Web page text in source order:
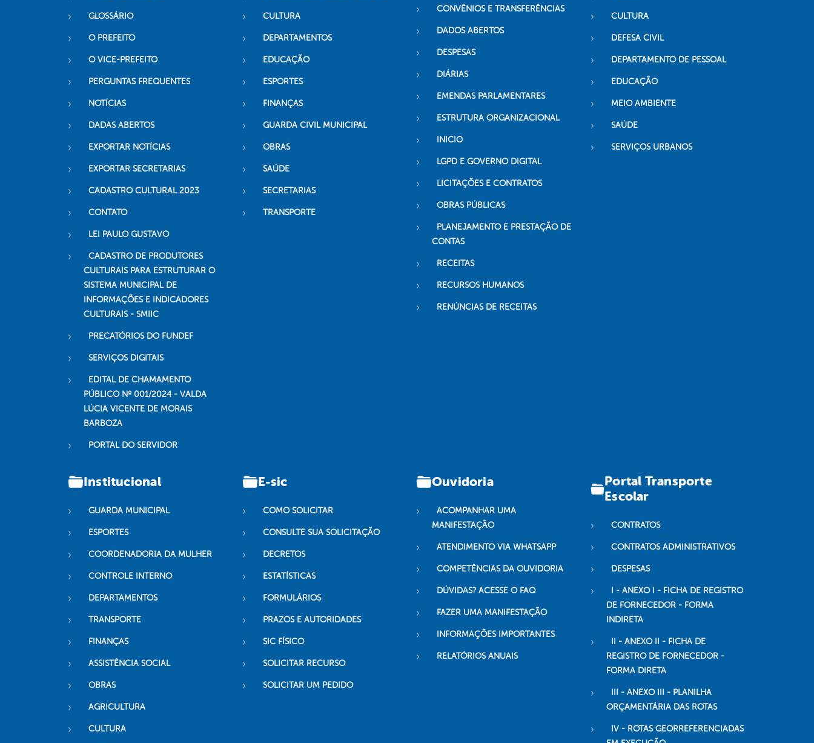
GLOSSÁRIO
O PREFEITO
O VICE-PREFEITO
PERGUNTAS FREQUENTES
NOTÍCIAS
DADAS ABERTOS
EXPORTAR NOTÍCIAS
EXPORTAR SECRETARIAS
CADASTRO CULTURAL 2023
CONTATO
LEI PAULO GUSTAVO
CADASTRO DE PRODUTORES
CULTURAIS PARA ESTRUTURAR O
SISTEMA MUNICIPAL DE
INFORMAÇÕES E INDICADORES
CULTURAIS - SMIIC
PRECATÓRIOS DO FUNDEF
SERVIÇOS DIGITAIS
EDITAL DE CHAMAMENTO
PÚBLICO Nº 001/2024 - VALDA
LÚCIA VICENTE DE MORAIS
BARBOZA
PORTAL DO SERVIDOR
CULTURA
DEPARTAMENTOS
EDUCAÇÃO
ESPORTES
FINANÇAS
GUARDA CIVIL MUNICIPAL
OBRAS
SAÚDE
SECRETARIAS
TRANSPORTE
CONVÊNIOS E TRANSFERÊNCIAS
DADOS ABERTOS
DESPESAS
DIÁRIAS
EMENDAS PARLAMENTARES
ESTRUTURA ORGANIZACIONAL
INICIO
LGPD E GOVERNO DIGITAL
LICITAÇÕES E CONTRATOS
OBRAS PÚBLICAS
PLANEJAMENTO E PRESTAÇÃO DE
CONTAS
RECEITAS
RECURSOS HUMANOS
RENÚNCIAS DE RECEITAS
CULTURA
DEFESA CIVIL
DEPARTAMENTO DE PESSOAL
EDUCAÇÃO
MEIO AMBIENTE
SAÚDE
SERVIÇOS URBANOS
Institucional
GUARDA MUNICIPAL
ESPORTES
COORDENADORIA DA MULHER
CONTROLE INTERNO
DEPARTAMENTOS
TRANSPORTE
FINANÇAS
ASSISTÊNCIA SOCIAL
OBRAS
AGRICULTURA
CULTURA
E-sic
COMO SOLICITAR
CONSULTE SUA SOLICITAÇÃO
DECRETOS
ESTATÍSTICAS
FORMULÁRIOS
PRAZOS E AUTORIDADES
SIC FÍSICO
SOLICITAR RECURSO
SOLICITAR UM PEDIDO
Ouvidoria
ACOMPANHAR UMA
MANIFESTAÇÃO
ATENDIMENTO VIA WHATSAPP
COMPETÊNCIAS DA OUVIDORIA
DÚVIDAS? ACESSE O FAQ
FAZER UMA MANIFESTAÇÃO
INFORMAÇÕES IMPORTANTES
RELATÓRIOS ANUAIS
Portal Transporte
Escolar
CONTRATOS
CONTRATOS ADMINISTRATIVOS
DESPESAS
I - ANEXO I - FICHA DE REGISTRO
DE FORNECEDOR - FORMA
INDIRETA
II - ANEXO II - FICHA DE
REGISTRO DE FORNECEDOR -
FORMA DIRETA
III - ANEXO III - PLANILHA
ORÇAMENTÁRIA DAS ROTAS
IV - ROTAS GEORREFERENCIADAS